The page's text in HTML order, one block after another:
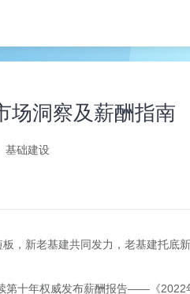
场洞察及薪酬指南
基础建设
，新老基建共同发力，老基建托底
第十年权威发布薪酬报告——《